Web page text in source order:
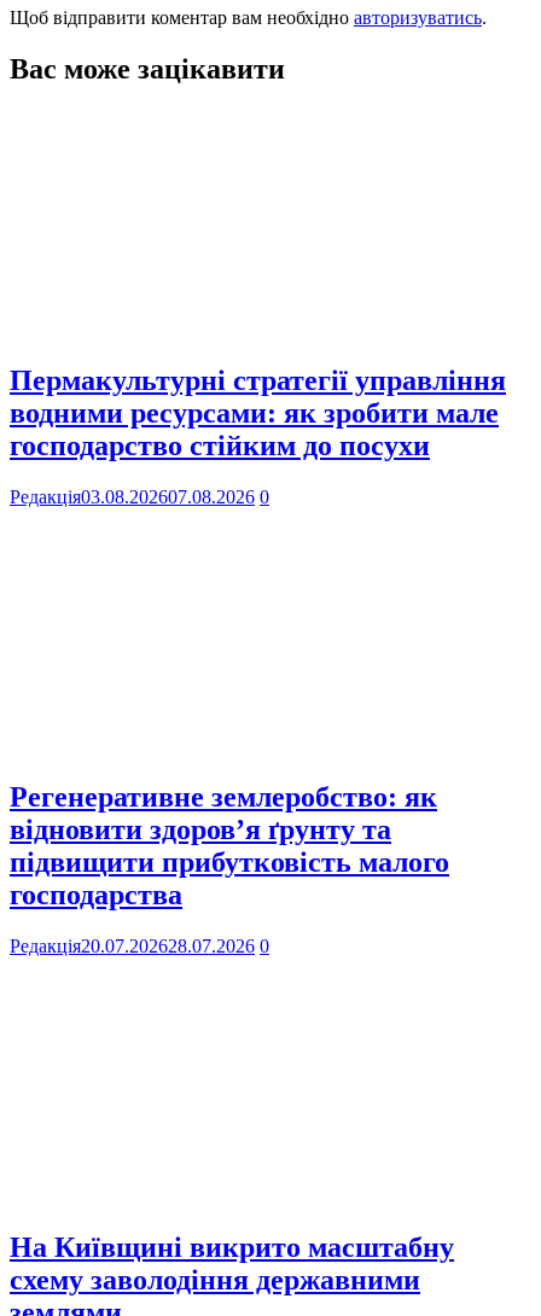
Щоб відправити коментар вам необхідно авторизуватись.
Вас може зацікавити
Пермакультурні стратегії управління
водними ресурсами: як зробити мале
господарство стійким до посухи
Редакція03.08.202607.08.2026 0
Регенеративне землеробство: як
відновити здоров’я ґрунту та
підвищити прибутковість малого
господарства
Редакція20.07.202628.07.2026 0
На Київщині викрито масштабну
схему заволодіння державними